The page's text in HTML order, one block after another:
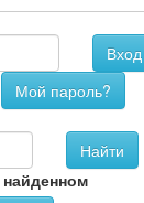
Вход
Мой пароль?
найденном